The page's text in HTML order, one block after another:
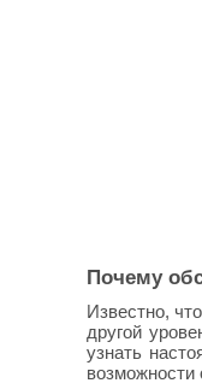
Почему
Известно,
другой
узнать
возможности